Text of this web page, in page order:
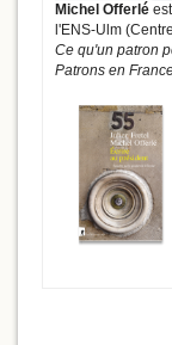
Michel Offerlé
l'ENS-Ulm
Ce qu'un patron
Patrons en